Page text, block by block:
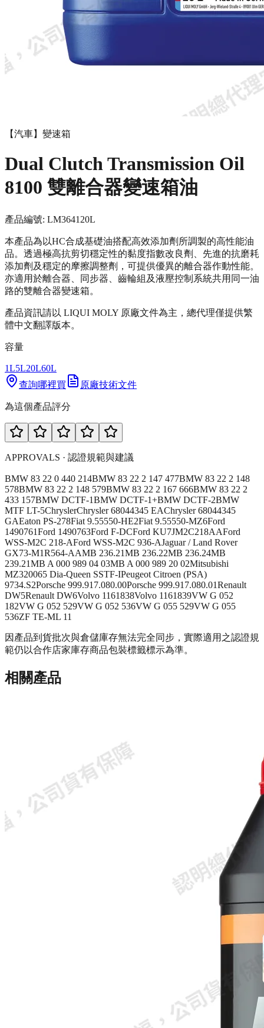
【汽車】變速箱
Dual Clutch Trans­mis­sion Oil
8100 雙離合器變速箱油
產品編號: LM3641 20L
本產品為以HC合成基礎油搭配高效添加劑所調製的高性能油
品。透過極高抗剪切穩定性的黏度指數改良劑、先進的抗磨耗
添加劑及穩定的摩擦調整劑，可提供優異的離合器作動性能。
亦適用於離合器、同步器、齒輪組及液壓控制系統共用同一油
路的雙離合器變速箱。
產品資訊請以 LIQUI MOLY 原廠文件為主，總代理僅提供繁
體中文翻譯版本。
容量
1L5L20L60L
查詢哪裡買
原廠技術文件
為這個產品評分
APPROVALS · 認證規範與建議
BMW 83 22 0 440 214BMW 83 22 2 147 477BMW 83 22 2 148
578BMW 83 22 2 148 579BMW 83 22 2 167 666BMW 83 22 2
433 157BMW DCTF-1BMW DCTF-1+BMW DCTF-2BMW
MTF LT-5ChryslerChrysler 68044345 EAChrysler 68044345
GAEaton PS-278Fiat 9.55550-HE2Fiat 9.55550-MZ6Ford
1490761Ford 1490763Ford F-DCFord KU7JM2C218AAFord
WSS-M2C 218-AFord WSS-M2C 936-AJaguar / Land Rover
GX73-M1R564-AAMB 236.21MB 236.22MB 236.24MB
239.21MB A 000 989 04 03MB A 000 989 20 02Mitsubishi
MZ320065 Dia-Queen SSTF-IPeugeot Citroen (PSA)
9734.S2Porsche 999.917.080.00Porsche 999.917.080.01Renault
DW5Renault DW6Volvo 1161838Volvo 1161839VW G 052
182VW G 052 529VW G 052 536VW G 055 529VW G 055
536ZF TE-ML 11
因產品到貨批次與倉儲庫存無法完全同步，實際適用之認證規
範仍以合作店家庫存商品包裝標籤標示為準。
相關產品